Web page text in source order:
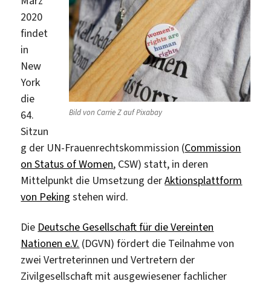
Bild von Carrie Z auf Pixabay
2020
findet
in
New
York
die
64.
Sitzun
g der UN-Frauenrechtskommission (Commission
on Status of Women, CSW) statt, in deren
Mittelpunkt die Umsetzung derAktionsplattform
von Peking stehen wird.
Die Deutsche Gesellschaft für die Vereinten
Nationen e.V. (DGVN) fördert die Teilnahme von
zwei Vertreterinnen und Vertretern der
Zivilgesellschaft mit ausgewiesener fachlicher